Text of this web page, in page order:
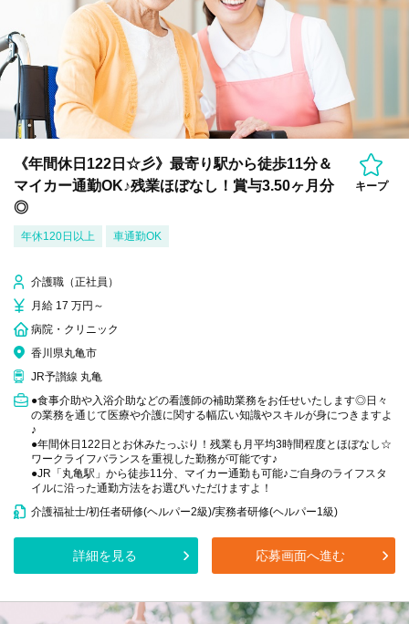
《年間休日122日☆彡》最寄り駅から徒歩11分＆
マイカー通勤OK♪残業ほぼなし！賞与3.50ヶ月分
◎
キープ
年休120日以上 車通勤OK
介護職（正社員）
月給 17 万円～
病院・クリニック
香川県丸亀市
JR予讃線 丸亀
●食事介助や入浴介助などの看護師の補助業務をお任せいたします◎日々
の業務を通じて医療や介護に関する幅広い知識やスキルが身につきますよ
♪
●年間休日122日とお休みたっぷり！残業も月平均3時間程度とほぼなし☆
ワークライフバランスを重視した勤務が可能です♪
●JR「丸亀駅」から徒歩11分、マイカー通勤も可能♪ご自身のライフスタ
イルに沿った通勤方法をお選びいただけますよ！
介護福祉士/初任者研修(ヘルパー2級)/実務者研修(ヘルパー1級)
詳細を見る 応募画面へ進む